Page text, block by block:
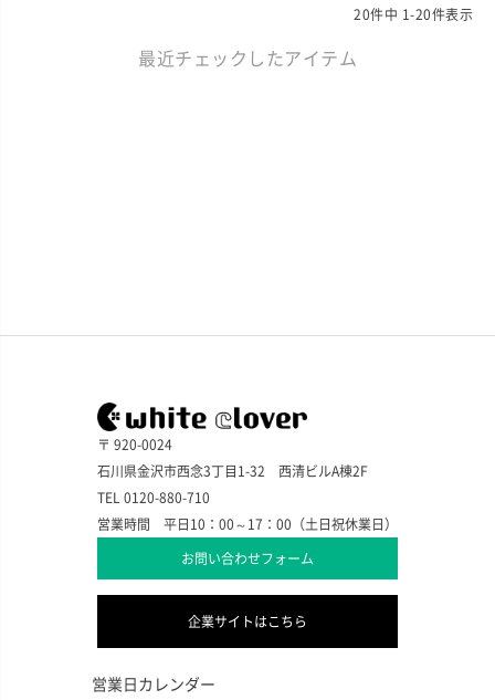
20件中 1 -20件表示
最近チェックしたアイテム
〒 920-0024
石川県金沢市西念3丁目1-32 西清ビルA棟2F
TEL 0120-880-710
営業時間 平日10：00～17：00（土日祝休業日）
お問い合わせフォーム
企業サイトはこちら
営業日カレンダー